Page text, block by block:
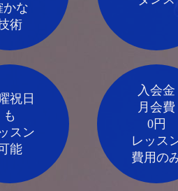
かな
術
祝日
も
スン
能
入会金
月会費
0円
レッス
費用の